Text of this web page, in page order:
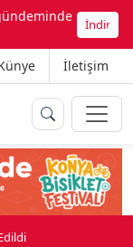
İndir
İletişim